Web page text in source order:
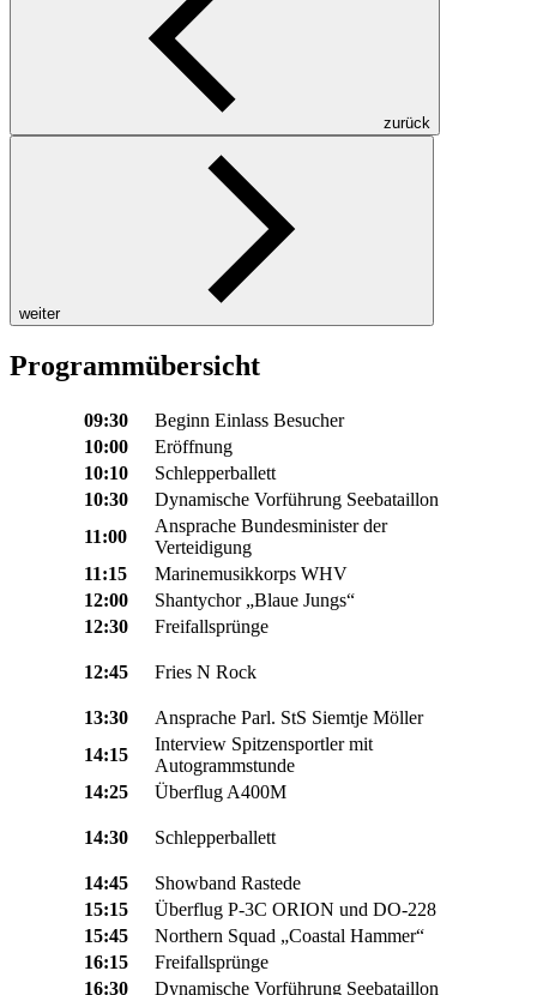
zurück
weiter
Programmübersicht
09:30
Beginn Einlass Besucher
10:00
Eröffnung
10:10
Schlepperballett
10:30
Dynamische Vorführung Seebataillon
11:00
Ansprache Bundesminister der
Verteidigung
11:15
Marinemusikkorps WHV
12:00
Shantychor „Blaue Jungs“
12:30
Freifallsprünge
12:45 Fries N Rock
13:30
Ansprache Parl. StS Siemtje Möller
14:15
Interview Spitzensportler mit
Autogrammstunde
14:25
Überflug A400M
14:30 Schlepperballett
14:45
Showband Rastede
15:15
Überflug P-3C ORION und DO-228
15:45
Northern Squad „Coastal Hammer“
16:15
Freifallsprünge
16:30
Dynamische Vorführung Seebataillon